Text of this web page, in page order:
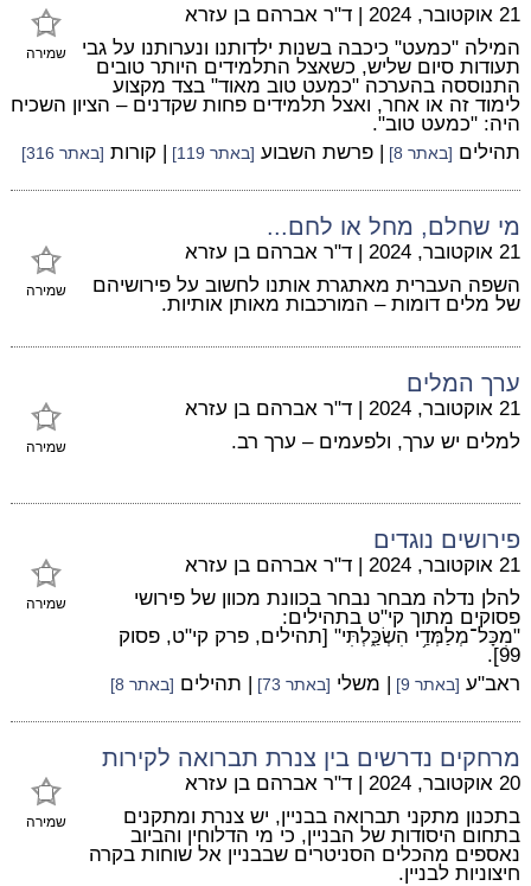
שמירה
21 אוקטובר, 2024 | ד"ר אברהם בן עזרא
המילה "כמעט" כיכבה בשנות ילדותנו ונערותנו על גבי
תעודות סיום שליש, כשאצל התלמידים היותר טובים
התנוססה בהערכה "כמעט טוב מאוד" בצד מקצוע
לימוד זה או אחר, ואצל תלמידים פחות שקדנים – הציון השכיח
היה: "כמעט טוב".
תהילים [באתר 8] | פרשת השבוע [באתר 119] | קורות [באתר 316]
מי שחלם, מחל או לחם...
שמירה
21 אוקטובר, 2024 | ד"ר אברהם בן עזרא
השפה העברית מאתגרת אותנו לחשוב על פירושיהם
של מלים דומות – המורכבות מאותן אותיות.
ערך המלים
שמירה
21 אוקטובר, 2024 | ד"ר אברהם בן עזרא
למלים יש ערך, ולפעמים – ערך רב.
פירושים נוגדים
שמירה
21 אוקטובר, 2024 | ד"ר אברהם בן עזרא
להלן נדלה מבחר נבחר בכוונת מכוון של פירושי
פסוקים מתוך קי"ט בתהילים:
"מִכָּל־מְלַמְּדַ֥י הִשְׂכַּ֑לְתִּי" [תהילים, פרק קי"ט, פסוק
99].
ראב"ע [באתר 9] | משלי [באתר 73] | תהילים [באתר 8]
מרחקים נדרשים בין צנרת תברואה לקירות
שמירה
20 אוקטובר, 2024 | ד"ר אברהם בן עזרא
בתכנון מתקני תברואה בבניין, יש צנרת ומתקנים
בתחום היסודות של הבניין, כי מי הדלוחין והביוב
נאספים מהכלים הסניטרים שבבניין אל שוחות בקרה
חיצוניות לבניין.